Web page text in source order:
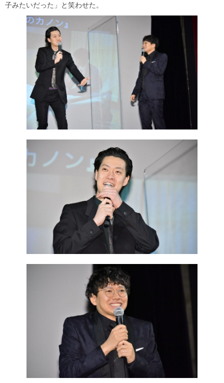
子みたいだった」と笑わせた。